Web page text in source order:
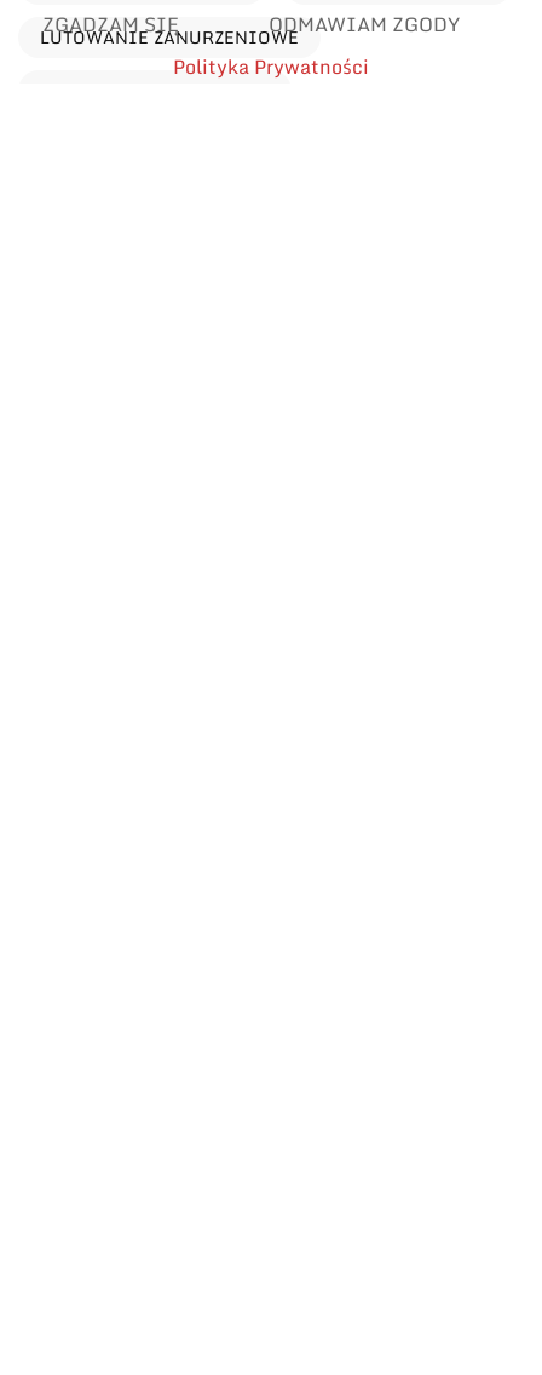
LUTOWANIE ZANURZENIOWE
ZGADZAM SIĘ
ODMAWIAM ZGODY
Polityka Prywatności